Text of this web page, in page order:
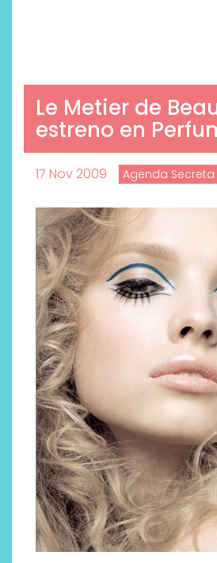
Le Metier de
estreno en
17 Nov 2009 Agenda Secreta